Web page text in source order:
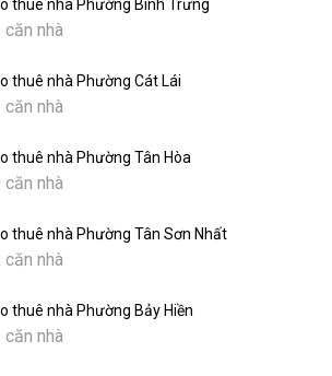
thuê nhà Phường Bình Trưng
căn nhà
thuê nhà Phường Cát Lái
căn nhà
thuê nhà Phường Tân Hòa
căn nhà
thuê nhà Phường Tân Sơn Nhất
căn nhà
thuê nhà Phường Bảy Hiền
căn nhà